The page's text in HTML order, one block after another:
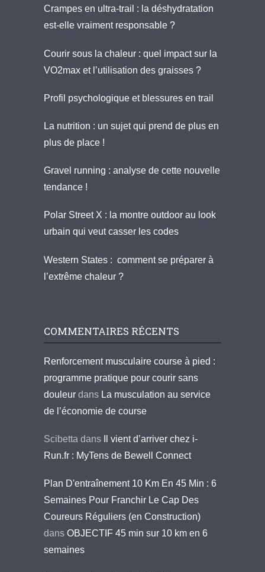
Crampes en ultra-trail : la déshydratation
est-elle vraiment responsable ?
Courir sous la chaleur : quel impact sur la
VO2max et l’utilisation des graisses ?
Profil psychologique et blessures en trail
La nutrition : un sujet qui prend de plus en
plus de place !
Gravel running : analyse de cette nouvelle
tendance !
Polar Street X : la montre outdoor au look
urbain qui veut casser les codes
Western States : comment se préparer à
l’extrême chaleur ?
COMMENTAIRES RÉCENTS
Renforcement musculaire course à pied :
programme pratique pour courir sans
douleur dans La musculation au service
de l’économie de course
Scibetta dans
Il vient d’arriver chez i-
Run.fr : MyTens de Bewell Connect
Plan D'entraînement 10 Km En 45 Min : 6
Semaines Pour Franchir Le Cap Des
Coureurs Réguliers (en Construction)
dans OBJECTIF 45 min sur 10 km en 6
semaines